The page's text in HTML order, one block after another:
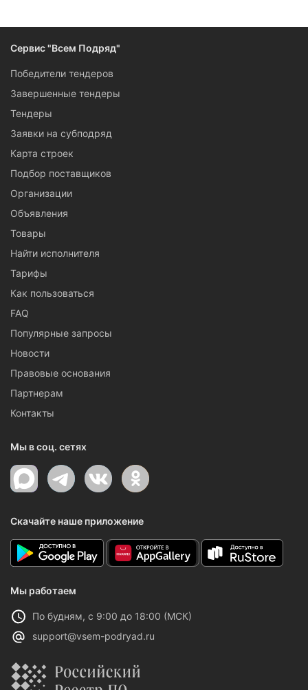
Сервис "Всем Подряд"
Победители тендеров
Завершенные тендеры
Тендеры
Заявки на субподряд
Карта строек
Подбор поставщиков
Организации
Объявления
Товары
Найти исполнителя
Тарифы
Как пользоваться
FAQ
Популярные запросы
Новости
Правовые основания
Партнерам
Контакты
Мы в соц. сетях
Скачайте наше приложение
Мы работаем
По будням, с 9:00 до 18:00 (МСК)
support@vsem-podryad.ru